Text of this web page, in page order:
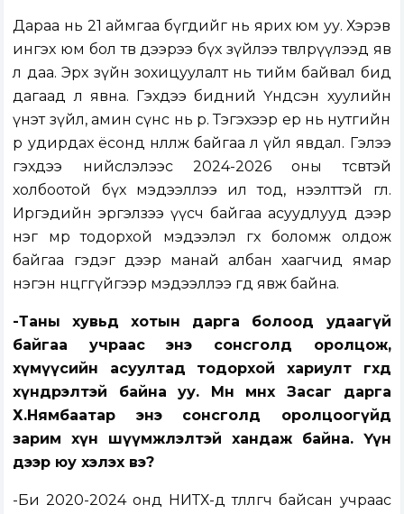
Дараа нь 21 аймгаа бүгдийг нь ярих юм уу. Хэрэв
ингэх юм бол төв дээрээ бүх зүйлээ төвлөрүүлээд яв
л даа. Эрх зүйн зохицуулалт нь тийм байвал бид
дагаад л явна. Гэхдээ бидний Үндсэн хуулийн
үнэт зүйл, амин сүнс нь өөр. Тэгэхээр ер нь нутгийн
өөрөө удирдах ёсонд нөлөөлж байгаа л үйл явдал. Гэлээ
гэхдээ нийслэлээс 2024-2026 оны төсөвтэй
холбоотой бүх мэдээллээ ил тод, нээлттэй өглөө.
Иргэдийн эргэлзээ үүсч байгаа асуудлууд дээр
нэг мөр тодорхой мэдээлэл өгөх боломж олдож
байгаа гэдэг дээр манай албан хаагчид ямар
нэгэн өнцөггүйгээр мэдээллээ өгөөд явж байна.
-Таны хувьд хотын дарга болоод удаагүй
байгаа учраас энэ сонсголд оролцож,
хүмүүсийн асуултад тодорхой хариулт өгөхөд
хүндрэлтэй байна уу. Мөн өмнөх Засаг дарга
Х.Нямбаатар энэ сонсголд оролцоогүйд
зарим хүн шүүмжлэлтэй хандаж байна. Үүн
дээр юу хэлэх вэ?
-Би 2020-2024 онд НИТХ-д төлөөлөгч байсан учраас